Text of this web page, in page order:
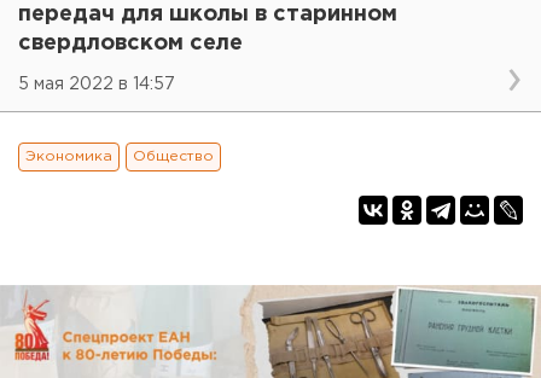
передач для школы в старинном
свердловском селе
5 мая 2022 в 14:57
Экономика Общество